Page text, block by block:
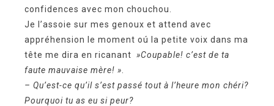
confidences avec mon chouchou.
Je l’assoie sur mes genoux et attend avec
appréhension le moment oú la petite voix dans ma
tête me dira en ricanant »Coupable! c’est de ta
faute mauvaise mère! »
– Qu’est-ce qu’il s’est passé tout à l’heure mon chéri?
Pourquoi tu as eu si peur?